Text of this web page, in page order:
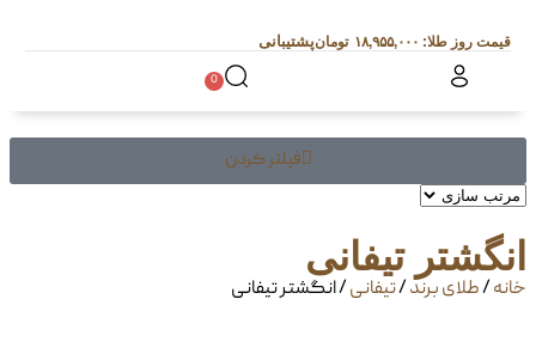
۱۸,۹۵۵,۰۰۰ پشتیبانی
0
فیلتر کردن
انگشتر تیفانی
خانه/طلای برند/تیفانی/ انگشتر تیفانی